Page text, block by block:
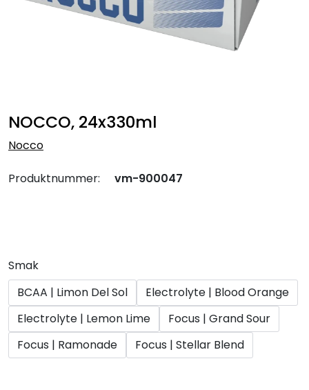
NOCCO, 24x330ml
Nocco
Produktnummer: vm-900047
Smak
BCAA | Limon Del Sol
Electrolyte | Blood Orange
Electrolyte | Lemon Lime
Focus | Grand Sour
Focus | Ramonade
Focus | Stellar Blend